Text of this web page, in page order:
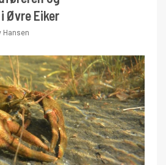
Øvre Eiker
Hansen